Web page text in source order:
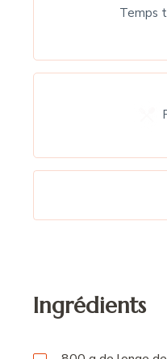
Temps
Ingrédients